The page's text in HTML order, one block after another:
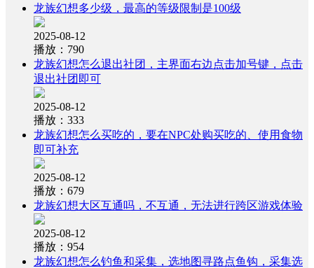
龙族幻想多少级，最高的等级限制是100级
2025-08-12
播放：790
龙族幻想怎么退出社团，主界面右边点击加号键，点击
退出社团即可
2025-08-12
播放：333
龙族幻想怎么买吃的，要在NPC处购买吃的、使用食物
即可补充
2025-08-12
播放：679
龙族幻想大区互通吗，不互通，无法进行跨区游戏体验
2025-08-12
播放：954
龙族幻想怎么钓鱼和采集，选地图寻路点鱼钩，采集选